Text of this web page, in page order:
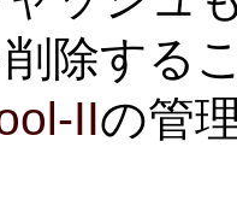
除する
IIの管